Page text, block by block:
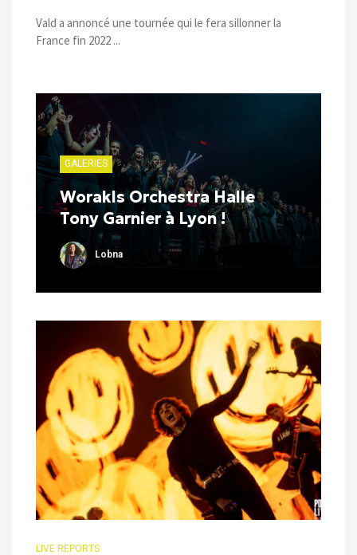
Vald a annoncé une tournée qui le fera sillonner la
France fin 2022 ...
GALERIES
Worakls Orchestra Halle
Tony Garnier à Lyon !
Lobna
LIVE REPORTS